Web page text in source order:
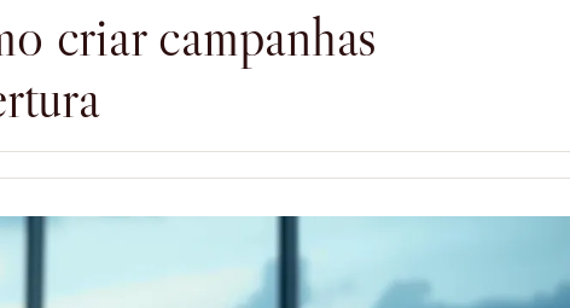
criar campanhas